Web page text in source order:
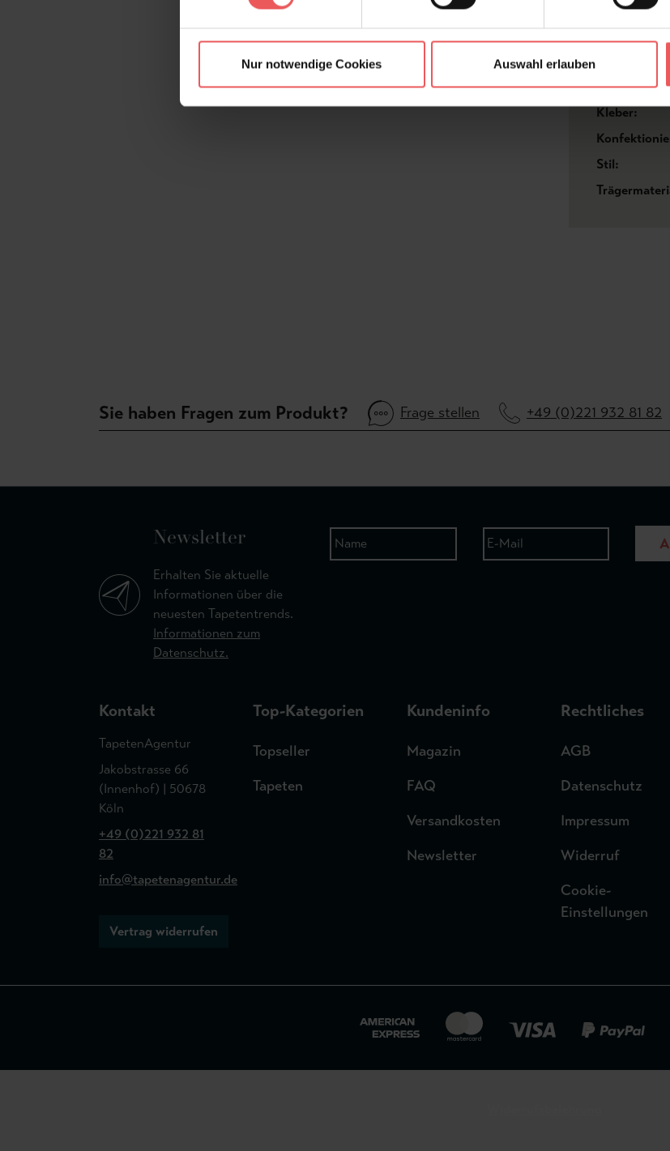
Nur notwendige Cookies Auswahl erlauben
Hersteller:
Farbton:
Kleber:
Stil:
Sie haben Fragen zum Produkt? Frage stellen +49 (0)221 932 81 82
Newsletter
Erhalten Sie aktuelle
Informationen über die
neuesten Tapetentrends.
Informationen zum
Datenschutz.
Kontakt
TapetenAgentur
Jakobstrasse 66
(Innenhof) | 50678
Köln
+49 (0)221 932 81
82
info@tapetenagentur.de
Vertrag widerrufen
Top-Kategorien
Topseller
Tapeten
Kundeninfo
Magazin
FAQ
Versandkosten
Newsletter
Rechtliches
AGB
Datenschutz
Impressum
Widerruf
Cookie-
Einstellungen